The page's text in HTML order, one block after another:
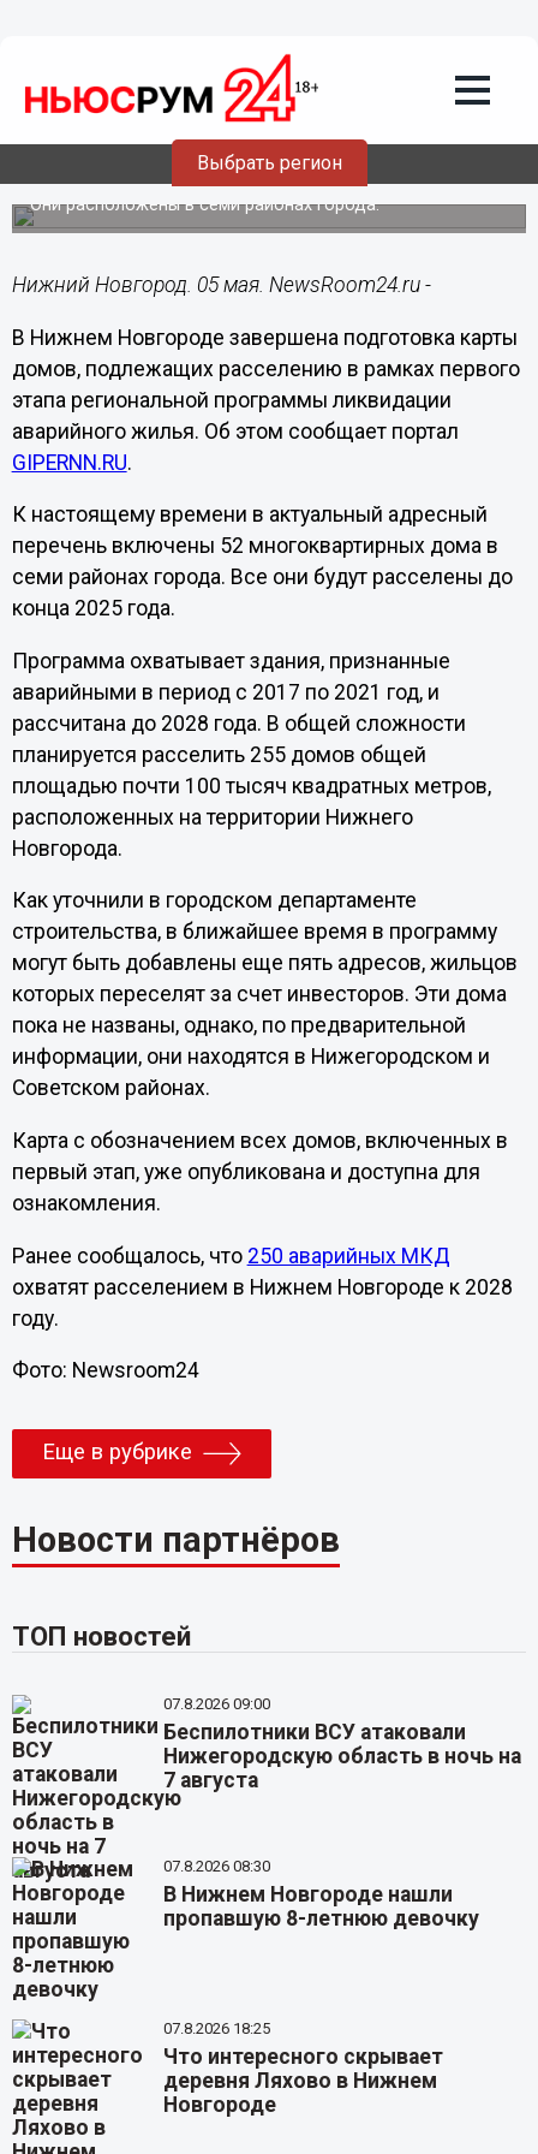
Выбрать регион
В Нижнем Новгороде составили карту
расселения аварийных домов до конца
Они расположены в семи районах города.
Нижний Новгород. 05 мая. NewsRoom24.ru -
В Нижнем Новгороде завершена подготовка карты
домов, подлежащих расселению в рамках первого
этапа региональной программы ликвидации
аварийного жилья. Об этом сообщает портал
GIPERNN.RU.
К настоящему времени в актуальный адресный
перечень включены 52 многоквартирных дома в
семи районах города. Все они будут расселены до
конца 2025 года.
Программа охватывает здания, признанные
аварийными в период с 2017 по 2021 год, и
рассчитана до 2028 года. В общей сложности
планируется расселить 255 домов общей
площадью почти 100 тысяч квадратных метров,
расположенных на территории Нижнего
Новгорода.
Как уточнили в городском департаменте
строительства, в ближайшее время в программу
могут быть добавлены еще пять адресов, жильцов
которых переселят за счет инвесторов. Эти дома
пока не названы, однако, по предварительной
информации, они находятся в Нижегородском и
Советском районах.
Карта с обозначением всех домов, включенных в
первый этап, уже опубликована и доступна для
ознакомления.
Ранее сообщалось, что 250 аварийных МКД
охватят расселением в Нижнем Новгороде к 2028
году.
Фото: Newsroom24
Еще в рубрике
Новости партнёров
ТОП новостей
07.8.2026 09:00
Беспилотники ВСУ атаковали
Нижегородскую область в ночь на
7 августа
07.8.2026 08:30
В Нижнем Новгороде нашли
пропавшую 8-летнюю девочку
07.8.2026 18:25
Что интересного скрывает
деревня Ляхово в Нижнем
Новгороде